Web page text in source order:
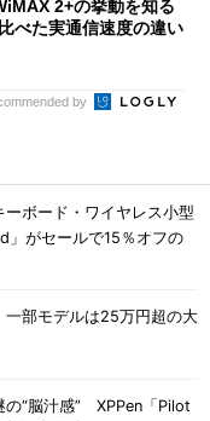
2+の挙動を知る
べた実通信速度の違い
by
ボード・ワイヤレス小型
」がセールで15％オフの
一部モデルは25万円超の大
の“脳汁感” XPPen「Pilot